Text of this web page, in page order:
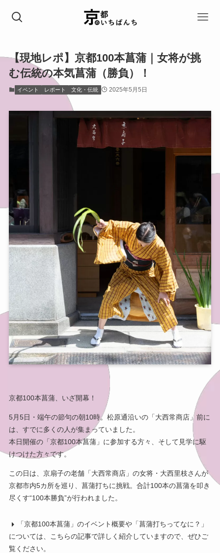
【現地レポ】京都100本菖蒲｜女将が挑
む伝統の本気菖蒲（勝負）！
イベント レポート 文化・伝統 2025年5月5日
京都100本菖蒲、いざ開幕！
5月5日・端午の節句の朝10時。松原通沿いの「大西常商店」前に
は、すでに多くの人が集まっていました。
本日開催の「京都100本菖蒲」に参加する方々、そして見学に駆
けつけた方々です。
この日は、京扇子の老舗「大西常商店」の女将・大西里枝さんが
京都市内5カ所を巡り、菖蒲打ちに挑戦。合計100本の菖蒲を叩き
尽くす“100本勝負”が行われました。
「京都100本菖蒲」のイベント概要や「菖蒲打ちってなに？」
については、こちらの記事で詳しく紹介していますので、ぜひご
覧ください。